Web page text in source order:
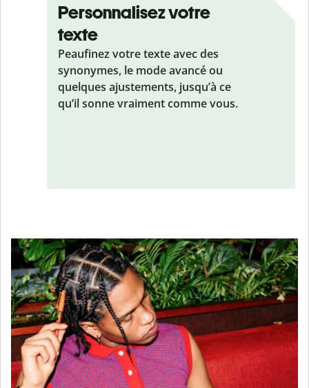
Personnalisez votre
texte
Peaufinez votre texte avec des
synonymes, le mode avancé ou
quelques ajustements, jusqu’à ce
qu’il sonne vraiment comme vous.